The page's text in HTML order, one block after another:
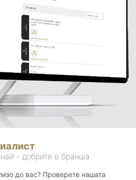
- добрите в бранша.
до вас? Проверете нашата